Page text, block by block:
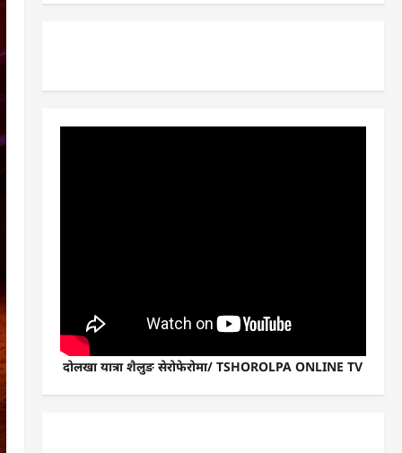
दोलखा यात्रा शैलुङ सेरोफेरोमा/ TSHOROLPA ONLINE TV